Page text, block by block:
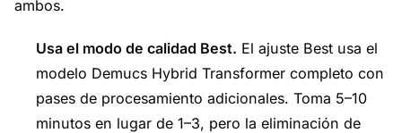
ambos.
Usa el modo de calidad Best. El ajuste Best usa el
modelo Demucs Hybrid Transformer completo con
pases de procesamiento adicionales. Toma 5–10
minutos en lugar de 1–3, pero la eliminación de